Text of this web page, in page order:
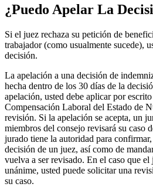
¿Puedo Apelar La
Si el juez rechaza su petición de
trabajador (como usualmente sucede),
decisión.
La apelación a una decisión de
hecha dentro de los 30 días de la
apelación, usted debe aplicar por
Compensación Laboral del Estado de
revisión. Si la apelación se acepta, un
miembros del consejo revisará su caso
jurado tiene la autoridad para
decisión de un juez, así como de
vuelva a ser revisado. En el caso que
unánime, usted puede solicitar una
su caso.